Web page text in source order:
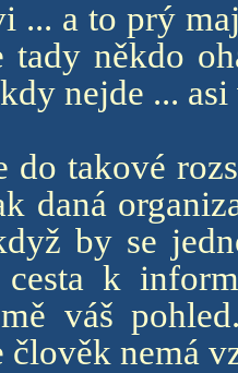
... a to prý
tady někdo
nejde ...
do takové
daná
by se
k
váš
člověk nemá